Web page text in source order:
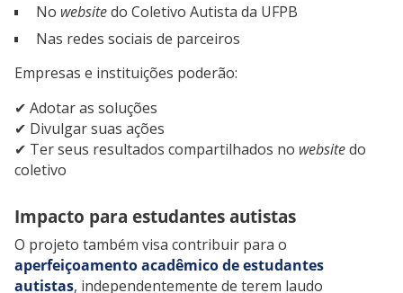
No websitedo Coletivo Autista da UFPB
Nas redes sociais de parceiros
Empresas e instituições poderão:
✔ Adotar as soluções
✔ Divulgar suas ações
✔ Ter seus resultados compartilhados no websitedo
coletivo
Impacto para estudantes autistas
O projeto também visa contribuir para o
aperfeiçoamento acadêmico de estudantes
autistas, independentemente de terem laudo